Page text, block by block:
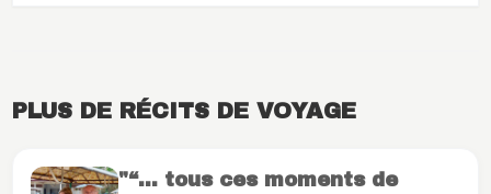
PLUS DE RÉCITS DE VOYAGE
"“… tous ces moments de